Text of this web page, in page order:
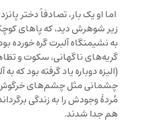
اما او یک بار، تصادفاً دختر
زیر شوهرش دید، که پاهای
به نشیمنگاه آلبرت گره خورده
گریه‌های ناگهانی، سکوت و
(الیزه دوباره یاد گرفته بود که به
چشمانی‌ مثل چشم‌های
مُردۀ وجودش را به زندگی
هم جدا شدند.